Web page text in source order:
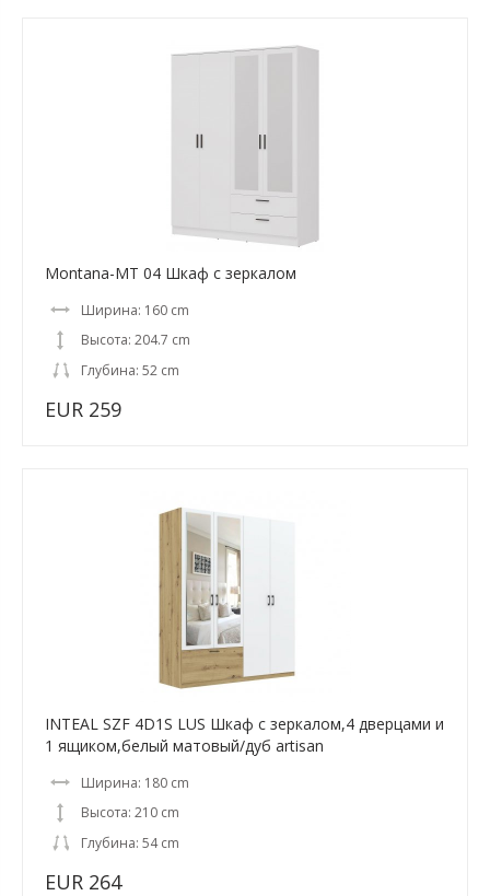
Montana-MT 04 Шкаф с зеркалом
Ширина: 160 cm
Высота: 204.7 cm
Глубина: 52 cm
EUR 259
INTEAL SZF 4D1S LUS Шкаф с зеркалом,4 дверцами и
1 ящиком,белый матовый/дуб artisan
Ширина: 180 cm
Высота: 210 cm
Глубина: 54 cm
EUR 264